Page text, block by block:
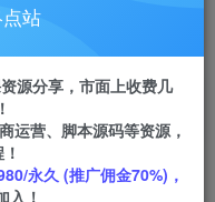
站
源分享，市面上收费几
运营、脚本源码等资源，
永久 (推广佣金70%)，
入！